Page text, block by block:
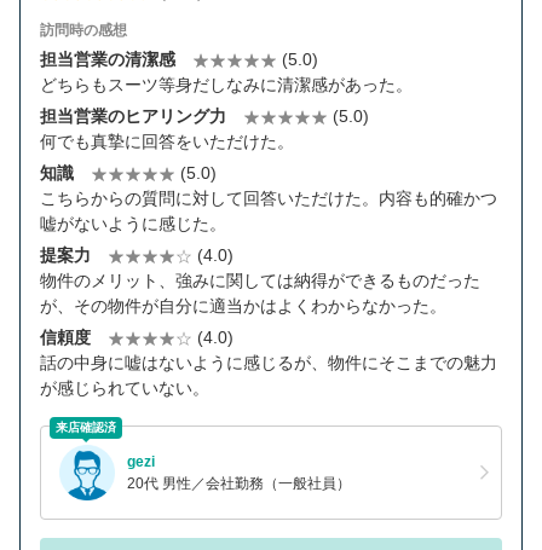
訪問時の感想
担当営業の清潔感
(5.0)
どちらもスーツ等身だしなみに清潔感があった。
担当営業のヒアリング力
(5.0)
何でも真摯に回答をいただけた。
知識
(5.0)
こちらからの質問に対して回答いただけた。内容も的確かつ
嘘がないように感じた。
提案力
(4.0)
物件のメリット、強みに関しては納得ができるものだった
が、その物件が自分に適当かはよくわからなかった。
信頼度
(4.0)
話の中身に嘘はないように感じるが、物件にそこまでの魅力
が感じられていない。
来店確認済
gezi
20代 男性／会社勤務（一般社員）